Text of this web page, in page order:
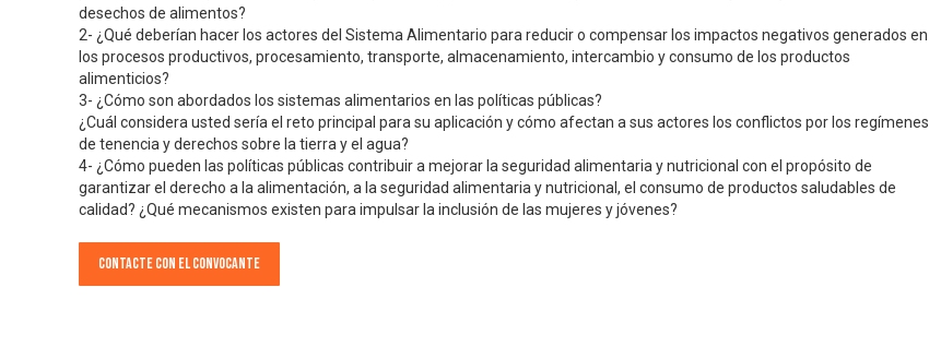
desechos de alimentos?
2- ¿Qué deberían hacer los actores del Sistema Alimentario para reducir o compensar los impactos negativos generados en
los procesos productivos, procesamiento, transporte, almacenamiento, intercambio y consumo de los productos
alimenticios?
3- ¿Cómo son abordados los sistemas alimentarios en las políticas públicas?
¿Cuál considera usted sería el reto principal para su aplicación y cómo afectan a sus actores los conflictos por los regímenes
de tenencia y derechos sobre la tierra y el agua?
4- ¿Cómo pueden las políticas públicas contribuir a mejorar la seguridad alimentaria y nutricional con el propósito de
garantizar el derecho a la alimentación, a la seguridad alimentaria y nutricional, el consumo de productos saludables de
calidad? ¿Qué mecanismos existen para impulsar la inclusión de las mujeres y jóvenes?
Contacte con el convocante